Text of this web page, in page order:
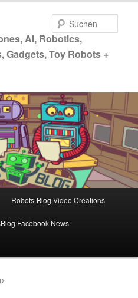
AI, Robotics,
Gadgets, Toy Robots +
Robots-Blog Video Creations
Facebook News